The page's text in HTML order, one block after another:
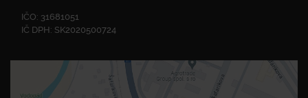
IČO: 31681051
IČ DPH: SK2020500724